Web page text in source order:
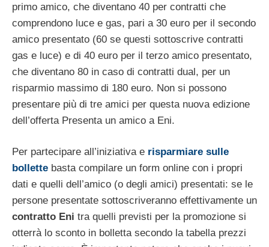
primo amico, che diventano 40 per contratti che
comprendono luce e gas, pari a 30 euro per il secondo
amico presentato (60 se questi sottoscrive contratti
gas e luce) e di 40 euro per il terzo amico presentato,
che diventano 80 in caso di contratti dual, per un
risparmio massimo di 180 euro. Non si possono
presentare più di tre amici per questa nuova edizione
dell’offerta Presenta un amico a Eni.
Per partecipare all’iniziativa e risparmiare sulle
bollette basta compilare un form online con i propri
dati e quelli dell’amico (o degli amici) presentati: se le
persone presentate sottoscriveranno effettivamente un
contratto Eni tra quelli previsti per la promozione si
otterrà lo sconto in bolletta secondo la tabella prezzi